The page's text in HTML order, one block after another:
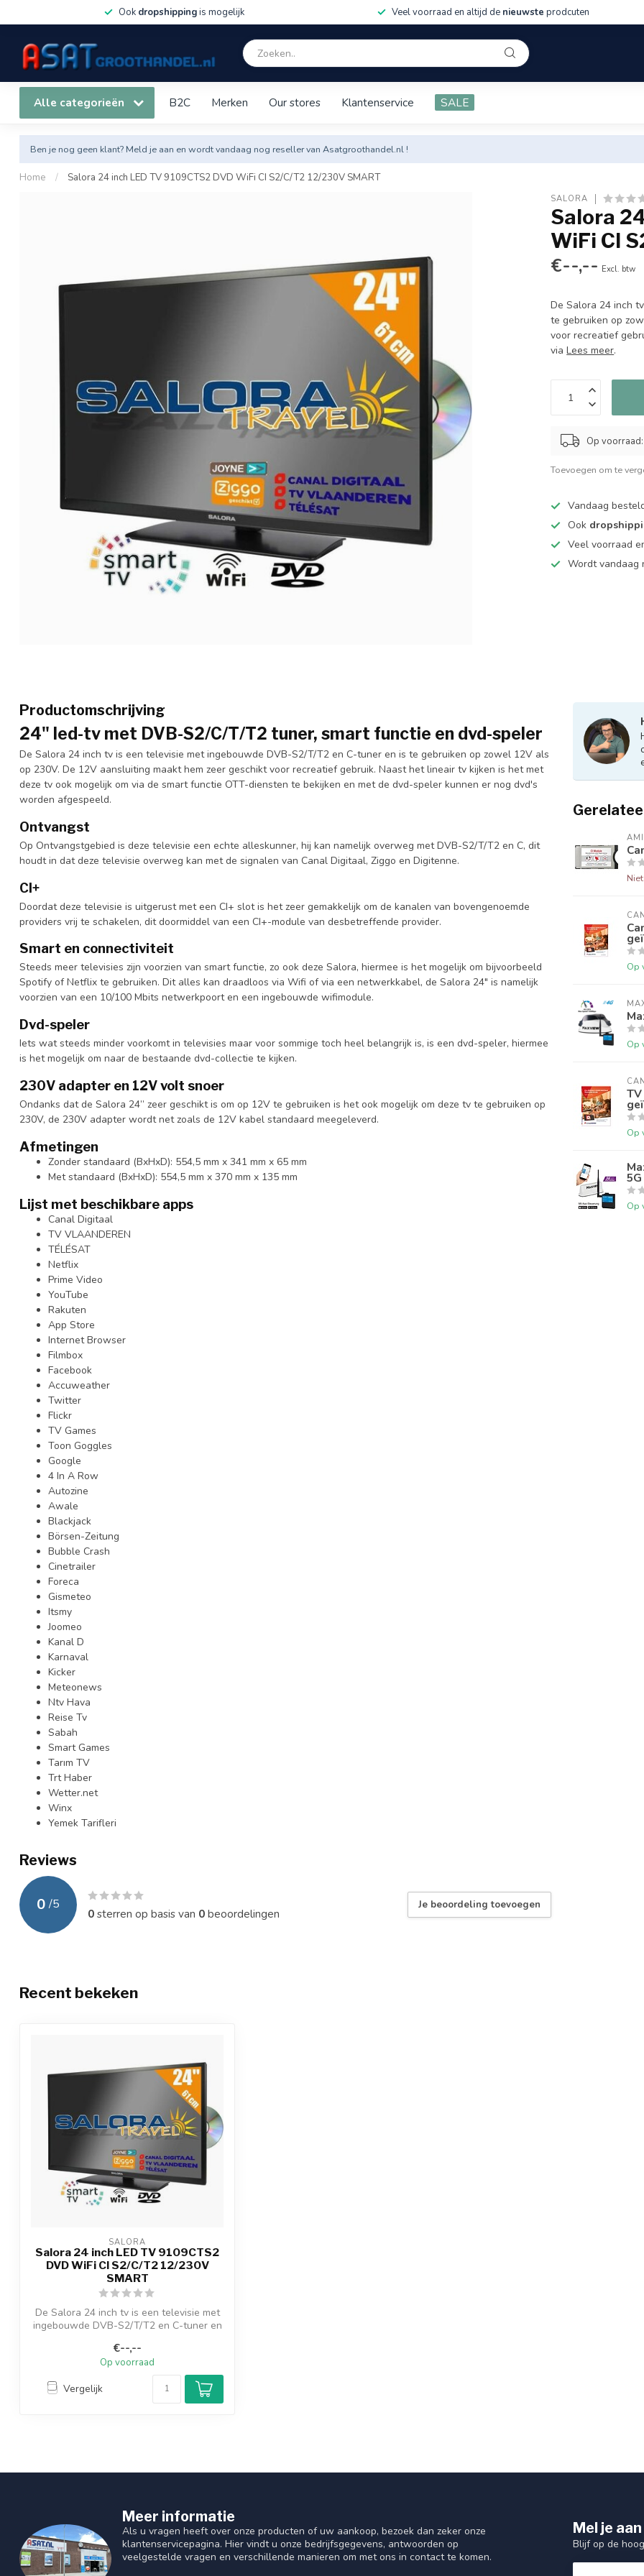
Ook dropshippingis mogelijk Veel voorraad en altijd de nieuwste prodcuten
Alle categorieën B2C Merken Our stores Klantenservice SALE
Ben je nog geen klant? Meld je aan en wordt vandaag nog reseller van Asatgroothandel.nl !
Home / Salora 24 inch LED TV 9109CTS2 DVD WiFi CI S2/C/T2 12/230V SMART
SALORA
Salora
WiFi CI
€--,-- Excl. btw
De Salora 24 inch
te gebruiken op
voor recreatief
viaLees meer.
Op
Toevoegen om te
Vandaag
Ook
Veel voorraad
Wordt
Productomschrijving
24" led-tv met DVB-S2/C/T/T2 tuner, smart functie en dvd-speler
De Salora 24 inch tv is een televisie met ingebouwde DVB-S2/T/T2 en C-tuner en is te gebruiken op zowel 12V als
op 230V. De 12V aansluiting maakt hem zeer geschikt voor recreatief gebruik. Naast het lineair tv kijken is het met
deze tv ook mogelijk om via de smart functie OTT-diensten te bekijken en met de dvd-speler kunnen er nog dvd's
worden afgespeeld.
Ontvangst
Op Ontvangstgebied is deze televisie een echte alleskunner, hij kan namelijk overweg met DVB-S2/T/T2 en C, dit
houdt in dat deze televisie overweg kan met de signalen van Canal Digitaal, Ziggo en Digitenne.
CI+
Doordat deze televisie is uitgerust met een CI+ slot is het zeer gemakkelijk om de kanalen van bovengenoemde
providers vrij te schakelen, dit doormiddel van een CI+-module van desbetreffende provider.
Smart en connectiviteit
Steeds meer televisies zijn voorzien van smart functie, zo ook deze Salora, hiermee is het mogelijk om bijvoorbeeld
Spotify of Netflix te gebruiken. Dit alles kan draadloos via Wifi of via een netwerkkabel, de Salora 24" is namelijk
voorzien van een 10/100 Mbits netwerkpoort en een ingebouwde wifimodule.
Dvd-speler
Iets wat steeds minder voorkomt in televisies maar voor sommige toch heel belangrijk is, is een dvd-speler, hiermee
is het mogelijk om naar de bestaande dvd-collectie te kijken.
230V adapter en 12V volt snoer
Ondanks dat de Salora 24” zeer geschikt is om op 12V te gebruiken is het ook mogelijk om deze tv te gebruiken op
230V, de 230V adapter wordt net zoals de 12V kabel standaard meegeleverd.
Afmetingen
Zonder standaard (BxHxD): 554,5 mm x 341 mm x 65 mm
Met standaard (BxHxD): 554,5 mm x 370 mm x 135 mm
Lijst met beschikbare apps
Canal Digitaal
TV VLAANDEREN
TÉLÉSAT
Netflix
Prime Video
YouTube
Rakuten
App Store
Internet Browser
Filmbox
Facebook
Accuweather
Twitter
Flickr
TV Games
Toon Goggles
Google
4 In A Row
Autozine
Awale
Blackjack
Börsen-Zeitung
Bubble Crash
Cinetrailer
Foreca
Gismeteo
Itsmy
Joomeo
Kanal D
Karnaval
Kicker
Meteonews
Ntv Hava
Reise Tv
Sabah
Smart Games
Tarım TV
Trt Haber
Wetter.net
Winx
Yemek Tarifleri
Reviews
0 /5
0sterren op basis van 0beoordelingen
Je beoordeling toevoegen
Op
Op
Op
Op
Recent bekeken
SALORA
Salora 24 inch LED TV 9109CTS2
DVD WiFi CI S2/C/T2 12/230V
SMART
De Salora 24 inch tv is een televisie met
ingebouwde DVB-S2/T/T2 en C-tuner en
€--,--
Op voorraad
Vergelijk
Meer informatie
Als u vragen heeft over onze producten of uw aankoop, bezoek dan zeker onze
klantenservicepagina. Hier vindt u onze bedrijfsgegevens, antwoorden op
veelgestelde vragen en verschillende manieren om met ons in contact te komen.
Mel je
Blijf op de